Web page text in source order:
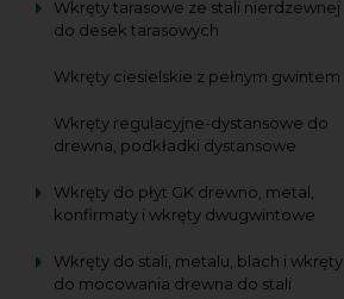
Wkręty tarasowe ze stali nierdzewnej
do desek tarasowych
Wkręty ciesielskie z pełnym gwintem
Wkręty regulacyjne-dystansowe do
drewna, podkładki dystansowe
Wkręty do płyt GK drewno, metal,
konfirmaty i wkręty dwugwintowe
Wkręty do stali, metalu, blach i wkręty
do mocowania drewna do stali